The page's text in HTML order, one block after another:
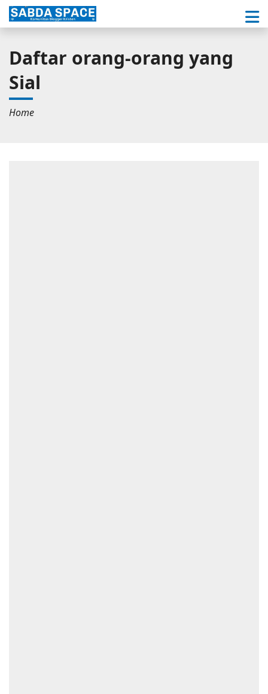
Daftar orang-orang yang
Sial
Home